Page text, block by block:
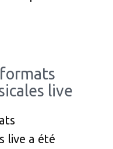
live
live a été